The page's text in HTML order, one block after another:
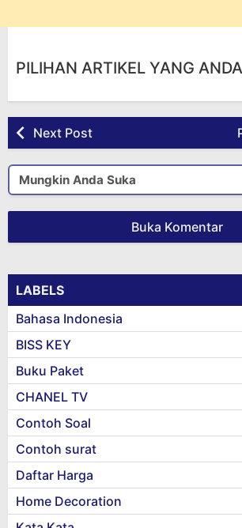
PILIHAN ARTIKEL YANG
Next Post
Mungkin Anda Suka
Buka Komentar
LABELS
Bahasa Indonesia
BISS KEY
Buku Paket
CHANEL TV
Contoh Soal
Contoh surat
Daftar Harga
Home Decoration